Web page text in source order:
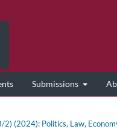
Submissions
2) (2024): Politics, Law,